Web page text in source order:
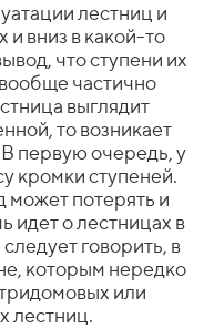
лестниц и
и вниз в какой-то
что ступени их
частично
выглядит
то возникает
первую очередь, у
кромки ступеней.
может потерять и
идет о лестницах в
говорить, в
которым нередко
или
лестниц.